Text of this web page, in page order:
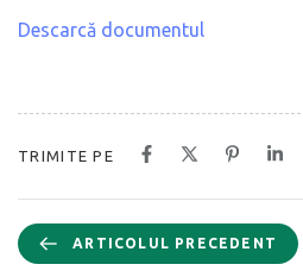
Descarcă documentul
TRIMITE PE
ARTICOLUL PRECEDENT